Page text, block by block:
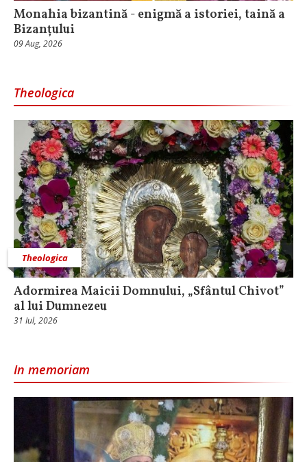
Monahia bizantină - enigmă a istoriei, taină a
Bizanțului
09 Aug, 2026
Theologica
Theologica
Adormirea Maicii Domnului, „Sfântul Chivot”
al lui Dumnezeu
31 Iul, 2026
In memoriam